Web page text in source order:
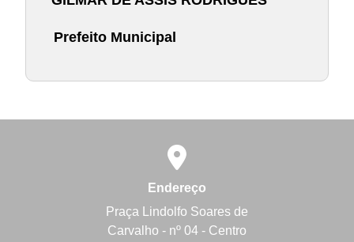
Prefeito Municipal
Endereço
Praça Lindolfo Soares de
Carvalho - nº 04 - Centro